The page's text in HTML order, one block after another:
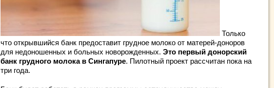
Только
что открывшийся банк предоставит грудное молоко от матерей-доноров
для недоношенных и больных новорожденных. Это первый донорский
банк грудного молока в Сингапуре. Пилотный проект рассчитан пока на
три года.